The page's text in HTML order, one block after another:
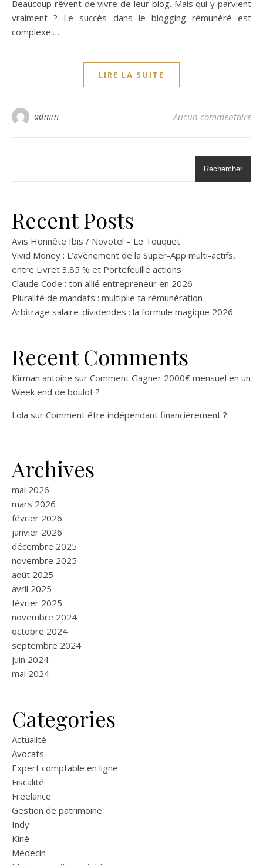
Beaucoup rêvent de vivre de leur blog. Mais qui y parvient
vraiment ? Le succès dans le blogging rémunéré est
complexe.…
LIRE LA SUITE
admin Aucun commentaire
Rechercher
Recent Posts
Avis Honnête Ibis / Novotel – Le Touquet
Vivid Money : L’avènement de la Super-App multi-actifs,
entre Livret 3.85 % et Portefeuille actions
Claude Code : ton allié entrepreneur en 2026
Pluralité de mandats : multiplie ta rémunération
Arbitrage salaire-dividendes : la formule magique 2026
Recent Comments
Kirman antoine sur Comment Gagner 2000€ mensuel en un
Week end de boulot ?
Lola sur Comment être indépendant financièrement ?
Archives
mai 2026
mars 2026
février 2026
janvier 2026
décembre 2025
novembre 2025
août 2025
avril 2025
février 2025
novembre 2024
octobre 2024
septembre 2024
juin 2024
mai 2024
Categories
Actualité
Avocats
Expert comptable en ligne
Fiscalité
Freelance
Gestion de patrimoine
Indy
Kiné
Médecin